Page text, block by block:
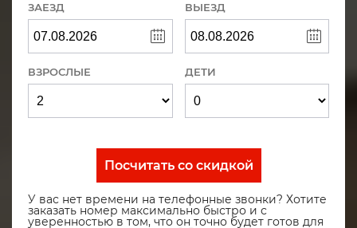
ЗАЕЗД ВЫЕЗД
ВЗРОСЛЫЕ ДЕТИ
Посчитать со скидкой
У вас нет времени на телефонные звонки? Хотите
заказать номер максимально быстро и с
уверенностью в том, что он точно будет готов для